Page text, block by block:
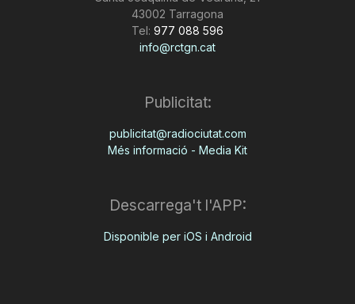
43002 Tarragona
Tel: 977 088 596
info@rctgn.cat
Publicitat:
publicitat@radiociutat.com
Més informació - Media Kit
Descarrega't l'APP:
Disponible per iOS i Android